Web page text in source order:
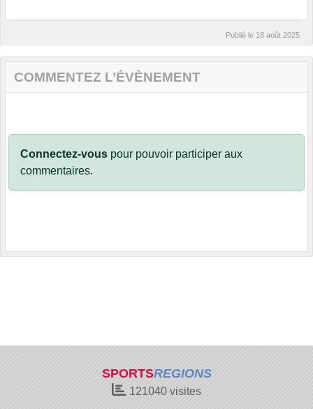
Publié le 18 août 2025
COMMENTEZ L’ÉVÈNEMENT
Connectez-vous pour pouvoir participer aux
commentaires.
SPORTSREGIONS
121040 visites